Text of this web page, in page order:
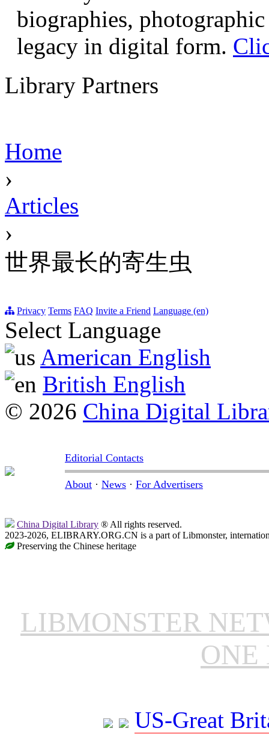
biographies,
legacy in digital form.
Library Partners
Home
›
Articles
›
世界最长的寄生虫
Privacy Terms FAQ Invite a Friend Language (en)
Select Language
American English
British English
© 2026 China Digital
Editorial Contacts
About · News · For Advertisers
China Digital Library ® All rights reserved.
2023-2026, ELIBRARY.ORG.CN is a part of Libmonster,
Preserving the Chinese heritage
LIBMONSTER
ONE
US-Great